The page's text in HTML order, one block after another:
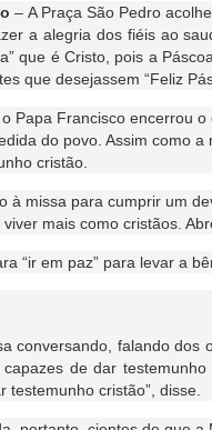
– A Praça São Pedro
a alegria dos fiéis ao
que é Cristo, pois a
que desejassem “Feliz
Papa Francisco encerrou
do povo. Assim como
cristão.
à missa para cumprir um
mais como cristãos.
“ir em paz” para levar a
conversando, falando
de dar
testemunho cristão”, disse.